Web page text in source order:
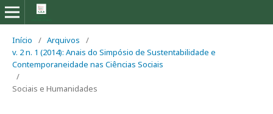
Início / Arquivos
/
v. 2 n. 1 (2014): Anais do Simpósio de Sustentabilidade e
Contemporaneidade nas Ciências Sociais
/
Sociais e Humanidades